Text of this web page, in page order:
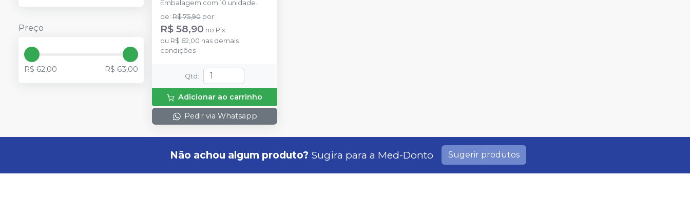
Preço
R$ 62,00 R$ 63,00
Embalagem com 10 unidade.
de: R$ 75,90 por:
R$ 58,90 no Pix
ou R$ 62,00 nas demais
condições
Qtd:
Adicionar ao carrinho
Pedir via Whatsapp
Não achou algum produto? Sugira para a Med-Donto Sugerir produtos